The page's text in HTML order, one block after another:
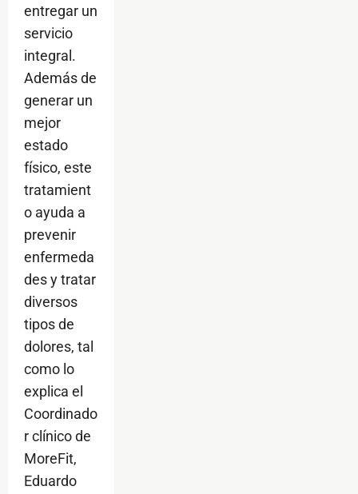
entregar un
servicio
integral.
Además de
generar un
mejor
estado
físico, este
tratamient
o ayuda a
prevenir
enfermeda
des y tratar
diversos
tipos de
dolores, tal
como lo
explica el
Coordinado
r clínico de
MoreFit,
Eduardo